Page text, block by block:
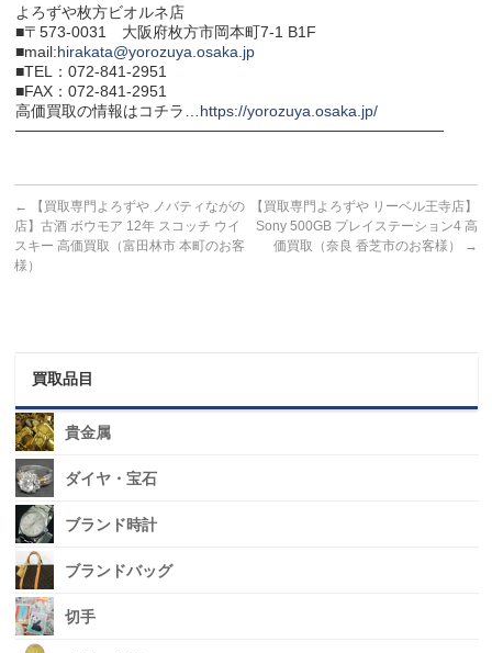
よろずや枚方ビオルネ店
■〒573-0031 大阪府枚方市岡本町7-1 B1F
■mail:hirakata@yorozuya.osaka.jp
■TEL：072-841-2951
■FAX：072-841-2951
高価買取の情報はコチラ…https://yorozuya.osaka.jp/
───────────────────────────────────────
←
【買取専門よろずや ノバティながの
店】古酒 ボウモア 12年 スコッチ ウイ
スキー 高価買取（富田林市 本町のお客
様）
【買取専門よろずや リーベル王寺店】
Sony 500GB プレイステーション4 高
価買取（奈良 香芝市のお客様）
→
買取品目
貴金属
ダイヤ・宝石
ブランド時計
ブランドバッグ
切手